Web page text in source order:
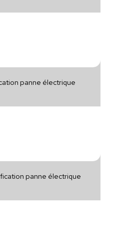
panne électrique
panne électrique